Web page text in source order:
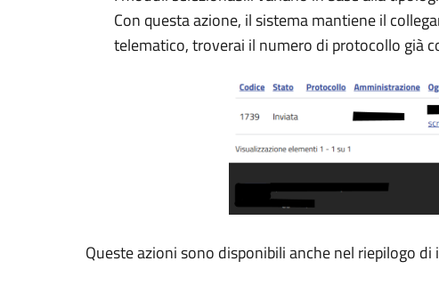
Con questa azione, il sistema mantiene il
telematico, troverai il numero di protocollo già
Queste azioni sono disponibili anche nel riepilogo